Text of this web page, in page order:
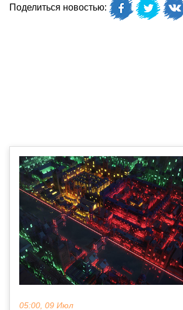
Поделиться новостью:
05:00, 09 Июл